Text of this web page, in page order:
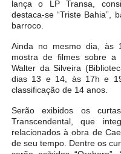
lança o LP Transa,
destaca-se “Triste Bahia”,
barroco.
Ainda no mesmo dia, às
mostra de filmes sobre a
Walter da Silveira
dias 13 e 14, às 17h e
classificação de 14 anos.
Serão exibidos os
Transcendental, que
relacionados à obra de
de seu tempo. Dentre os